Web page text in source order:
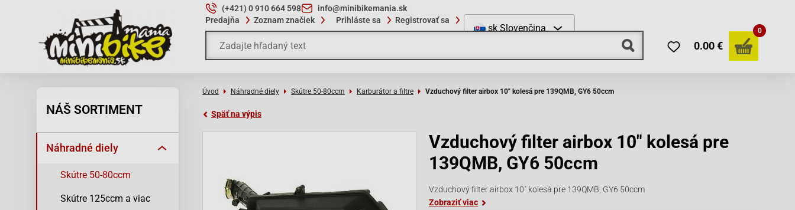
(+421) 0 910 664 598
info@minibikemania.sk
Predajňa
Zoznam značiek Prihláste sa Registrovať sa
sk Slovenčina
0.00 €
0
NÁŠ SORTIMENT
Náhradné diely
Skútre 50-80ccm
Skútre 125ccm a viac
Úvod Náhradné diely Skútre 50-80ccm Karburátor a filtre Vzduchový filter airbox 10" kolesá pre 139QMB, GY6 50ccm
Späť na výpis
Vzduchový filter airbox 10" kolesá pre
139QMB, GY6 50ccm
Vzduchový filter airbox 10" kolesá pre 139QMB, GY6 50ccm
Zobraziť viac